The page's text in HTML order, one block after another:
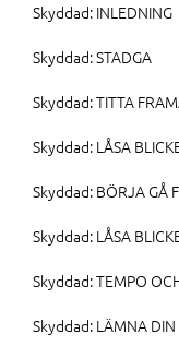
Skyddad: INLEDNING
Skyddad: STADGA
Skyddad: TITTA
Skyddad: LÅSA
Skyddad: BÖRJA GÅ
Skyddad: LÅSA
Skyddad: TEMPO
Skyddad: LÄMNA DIN